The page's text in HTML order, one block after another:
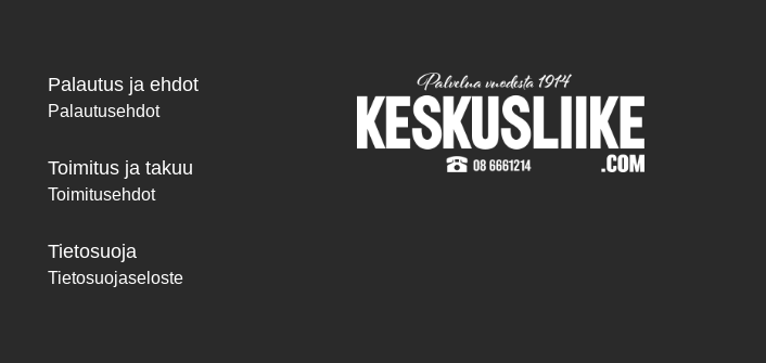
Palautus ja ehdot
Palautusehdot
Toimitus ja takuu
Toimitusehdot
Tietosuoja
Tietosuojaseloste